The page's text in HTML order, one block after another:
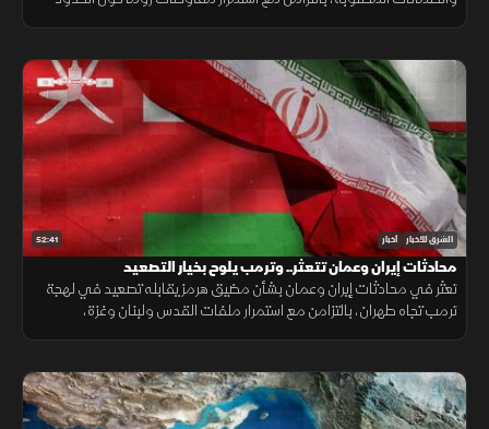
52:41 الشرق للأخبار أخبار
محادثات إيران وعمان تتعثر.. وترمب يلوح بخيار التصعيد
تعثر في محادثات إيران وعمان بشأن مضيق هرمز يقابله تصعيد في لهجة
ترمب تجاه طهران، بالتزامن مع استمرار ملفات القدس ولبنان وغزة،